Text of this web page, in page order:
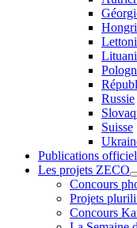
Russie
Suisse
Publications
Les projets ZECO
Concours
Projets
Concours